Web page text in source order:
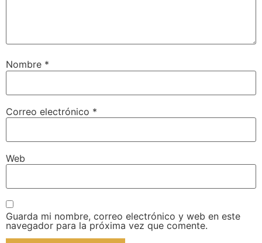
Nombre *
Correo electrónico *
Web
Guarda mi nombre, correo electrónico y web en este
navegador para la próxima vez que comente.